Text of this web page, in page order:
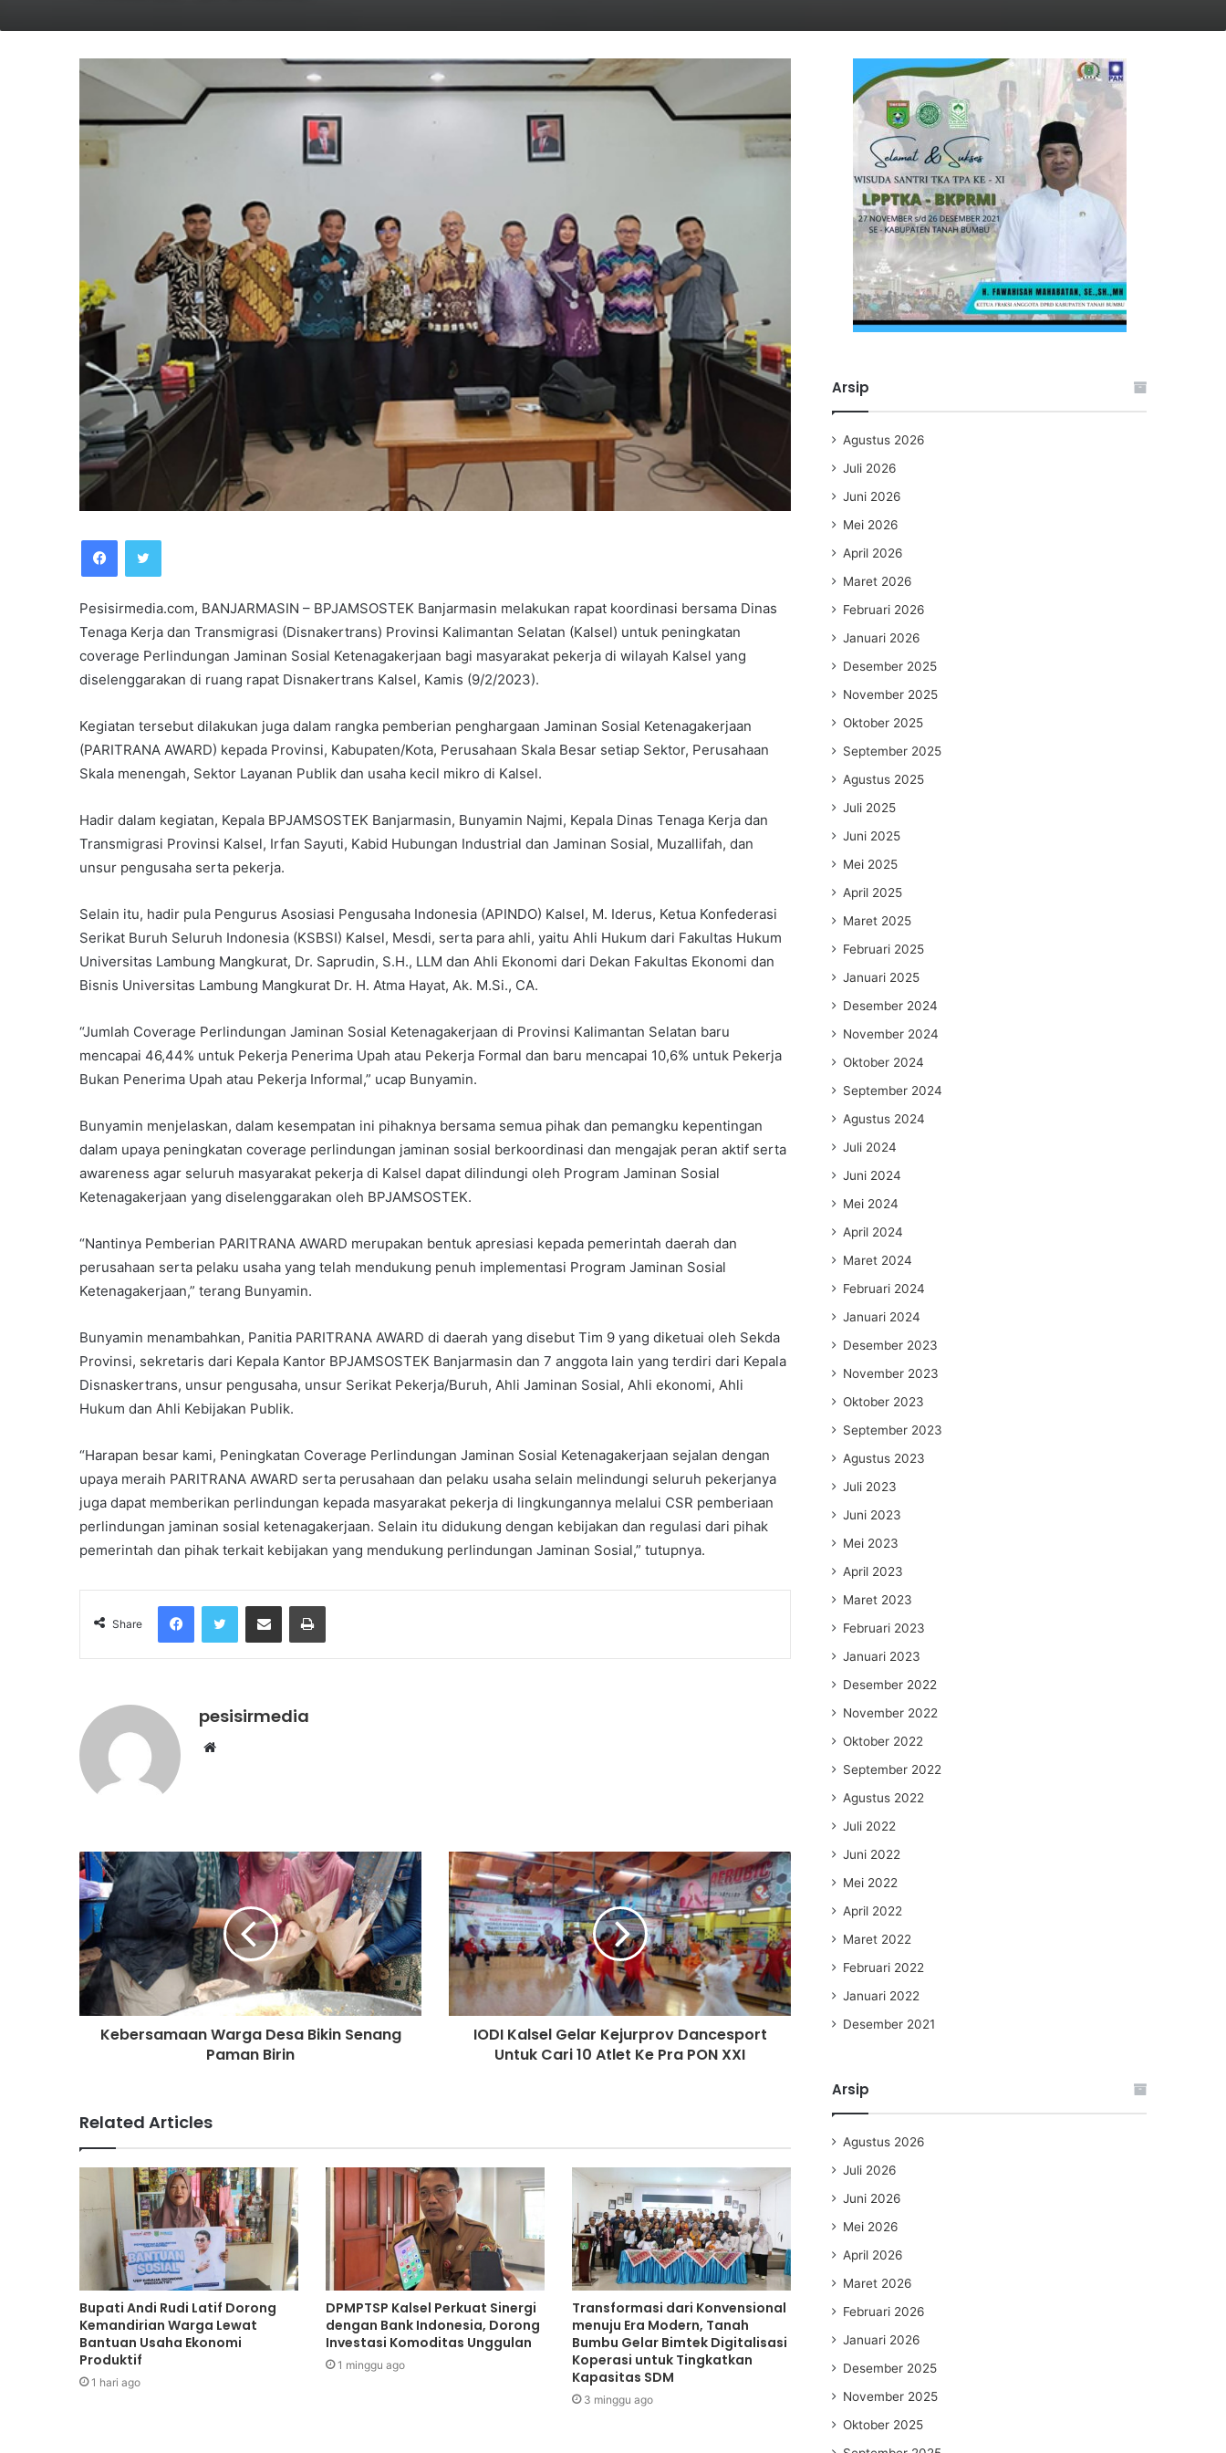
FacebookTwitter
Pesisirmedia.com, BANJARMASIN – BPJAMSOSTEK Banjarmasin melakukan rapat koordinasi bersama Dinas
Tenaga Kerja dan Transmigrasi (Disnakertrans) Provinsi Kalimantan Selatan (Kalsel) untuk peningkatan
coverage Perlindungan Jaminan Sosial Ketenagakerjaan bagi masyarakat pekerja di wilayah Kalsel yang
diselenggarakan di ruang rapat Disnakertrans Kalsel, Kamis (9/2/2023).
Kegiatan tersebut dilakukan juga dalam rangka pemberian penghargaan Jaminan Sosial Ketenagakerjaan
(PARITRANA AWARD) kepada Provinsi, Kabupaten/Kota, Perusahaan Skala Besar setiap Sektor, Perusahaan
Skala menengah, Sektor Layanan Publik dan usaha kecil mikro di Kalsel.
Hadir dalam kegiatan, Kepala BPJAMSOSTEK Banjarmasin, Bunyamin Najmi, Kepala Dinas Tenaga Kerja dan
Transmigrasi Provinsi Kalsel, Irfan Sayuti, Kabid Hubungan Industrial dan Jaminan Sosial, Muzallifah, dan
unsur pengusaha serta pekerja.
Selain itu, hadir pula Pengurus Asosiasi Pengusaha Indonesia (APINDO) Kalsel, M. Iderus, Ketua Konfederasi
Serikat Buruh Seluruh Indonesia (KSBSI) Kalsel, Mesdi, serta para ahli, yaitu Ahli Hukum dari Fakultas Hukum
Universitas Lambung Mangkurat, Dr. Saprudin, S.H., LLM dan Ahli Ekonomi dari Dekan Fakultas Ekonomi dan
Bisnis Universitas Lambung Mangkurat Dr. H. Atma Hayat, Ak. M.Si., CA.
“Jumlah Coverage Perlindungan Jaminan Sosial Ketenagakerjaan di Provinsi Kalimantan Selatan baru
mencapai 46,44% untuk Pekerja Penerima Upah atau Pekerja Formal dan baru mencapai 10,6% untuk Pekerja
Bukan Penerima Upah atau Pekerja Informal,” ucap Bunyamin.
Bunyamin menjelaskan, dalam kesempatan ini pihaknya bersama semua pihak dan pemangku kepentingan
dalam upaya peningkatan coverage perlindungan jaminan sosial berkoordinasi dan mengajak peran aktif serta
awareness agar seluruh masyarakat pekerja di Kalsel dapat dilindungi oleh Program Jaminan Sosial
Ketenagakerjaan yang diselenggarakan oleh BPJAMSOSTEK.
“Nantinya Pemberian PARITRANA AWARD merupakan bentuk apresiasi kepada pemerintah daerah dan
perusahaan serta pelaku usaha yang telah mendukung penuh implementasi Program Jaminan Sosial
Ketenagakerjaan,” terang Bunyamin.
Bunyamin menambahkan, Panitia PARITRANA AWARD di daerah yang disebut Tim 9 yang diketuai oleh Sekda
Provinsi, sekretaris dari Kepala Kantor BPJAMSOSTEK Banjarmasin dan 7 anggota lain yang terdiri dari Kepala
Disnaskertrans, unsur pengusaha, unsur Serikat Pekerja/Buruh, Ahli Jaminan Sosial, Ahli ekonomi, Ahli
Hukum dan Ahli Kebijakan Publik.
“Harapan besar kami, Peningkatan Coverage Perlindungan Jaminan Sosial Ketenagakerjaan sejalan dengan
upaya meraih PARITRANA AWARD serta perusahaan dan pelaku usaha selain melindungi seluruh pekerjanya
juga dapat memberikan perlindungan kepada masyarakat pekerja di lingkungannya melalui CSR pemberiaan
perlindungan jaminan sosial ketenagakerjaan. Selain itu didukung dengan kebijakan dan regulasi dari pihak
pemerintah dan pihak terkait kebijakan yang mendukung perlindungan Jaminan Sosial,” tutupnya.
Share
FacebookTwitter Share via Email Print
pesisirmedia
Website
Kebersamaan Warga Desa Bikin Senang
Paman Birin
IODI Kalsel Gelar Kejurprov Dancesport
Untuk Cari 10 Atlet Ke Pra PON XXI
Related Articles
Bupati Andi Rudi Latif Dorong
Kemandirian Warga Lewat
Bantuan Usaha Ekonomi
Produktif
1 hari ago
DPMPTSP Kalsel Perkuat Sinergi
dengan Bank Indonesia, Dorong
Investasi Komoditas Unggulan
1 minggu ago
Transformasi dari Konvensional
menuju Era Modern, Tanah
Bumbu Gelar Bimtek Digitalisasi
Koperasi untuk Tingkatkan
Kapasitas SDM
3 minggu ago
Arsip
Agustus 2026
Juli 2026
Juni 2026
Mei 2026
April 2026
Maret 2026
Februari 2026
Januari 2026
Desember 2025
November 2025
Oktober 2025
September 2025
Agustus 2025
Juli 2025
Juni 2025
Mei 2025
April 2025
Maret 2025
Februari 2025
Januari 2025
Desember 2024
November 2024
Oktober 2024
September 2024
Agustus 2024
Juli 2024
Juni 2024
Mei 2024
April 2024
Maret 2024
Februari 2024
Januari 2024
Desember 2023
November 2023
Oktober 2023
September 2023
Agustus 2023
Juli 2023
Juni 2023
Mei 2023
April 2023
Maret 2023
Februari 2023
Januari 2023
Desember 2022
November 2022
Oktober 2022
September 2022
Agustus 2022
Juli 2022
Juni 2022
Mei 2022
April 2022
Maret 2022
Februari 2022
Januari 2022
Desember 2021
Arsip
Agustus 2026
Juli 2026
Juni 2026
Mei 2026
April 2026
Maret 2026
Februari 2026
Januari 2026
Desember 2025
November 2025
Oktober 2025